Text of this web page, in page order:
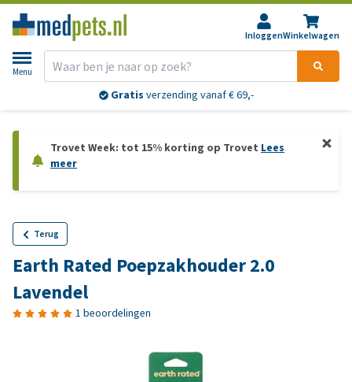
InloggenWinkelwagen
Menu
Gratis verzending vanaf € 69,-
Trovet Week: tot 15% korting op Trovet Lees
meer
Terug
Earth Rated Poepzakhouder 2.0
Lavendel
1 beoordelingen